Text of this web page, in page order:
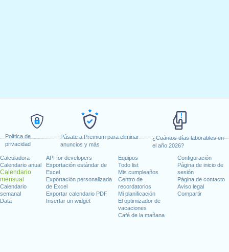
Política de
privacidad
Pásate a Premium para eliminar
anuncios y más
¿Cuántos días laborables en
el año 2026?
Calculadora
Calendario anual
Calendario
mensual
Calendario
semanal
Data
API for developers
Exportación estándar de
Excel
Exportación personalizada
de Excel
Exportar calendario PDF
Insertar un widget
Equipos
Todo list
Mis cumpleaños
Centro de
recordatorios
Mi planificación
El optimizador de
vacaciones
Café de la mañana
Configuración
Página de inicio de
sesión
Página de contacto
Aviso legal
Compartir